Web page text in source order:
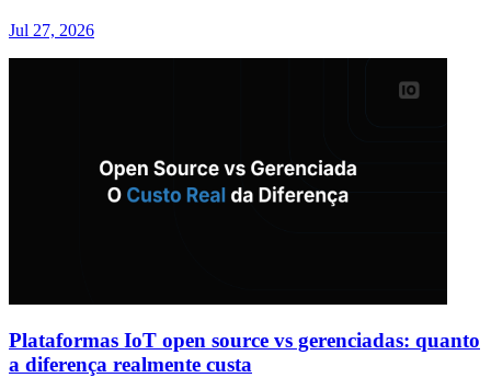
Jul 27, 2026
Plataformas IoT open source vs gerenciadas: quanto
a diferença realmente custa